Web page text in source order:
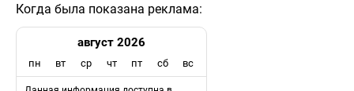
Когда была показана реклама:
август 2026
пн вт ср чт пт сб вс